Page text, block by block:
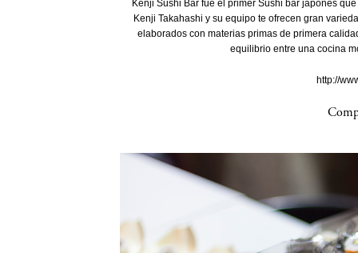
Kenji Sushi Bar fue el primer Sushi bar japonés
Kenji Takahashi y su equipo te ofrecen gran
elaborados con materias primas de primera
equilibrio entre una cocina
http://